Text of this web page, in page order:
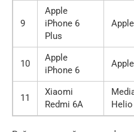
9
Apple
iPhone 6
Plus
10
Apple
iPhone 6
11
Xiaomi
Redmi 6A